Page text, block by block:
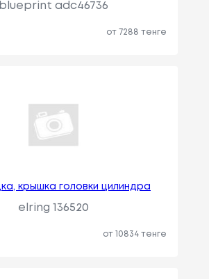
blueprint adc46736
от 7288 тенге
крышка головки цилиндра
elring 136520
от 10834 тенге